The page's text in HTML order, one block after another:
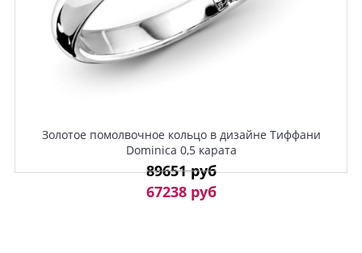
Золотое помолвочное кольцо в дизайне Тиффани
Dominica 0,5 карата
89651 руб
67238 руб